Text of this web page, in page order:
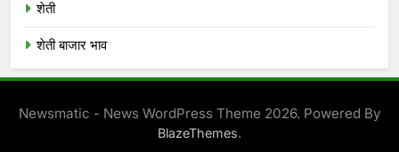
शेती
शेती बाजार भाव
Newsmatic - News WordPress Theme 2026. Powered By
BlazeThemes.